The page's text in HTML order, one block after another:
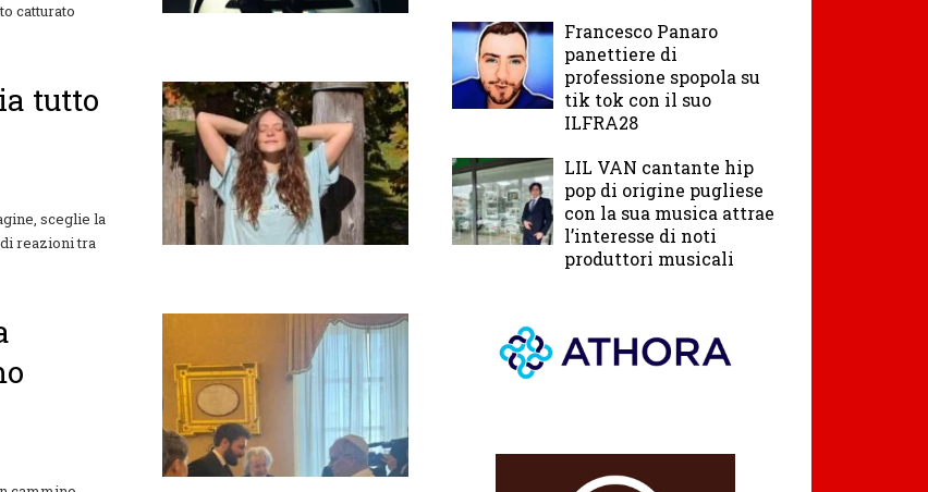
catturato
tutto
sceglie la
reazioni tra
Francesco Panaro
panettiere di
professione spopola su
tik tok con il suo
ILFRA28
LIL VAN cantante hip
pop di origine pugliese
con la sua musica attrae
l’interesse di noti
produttori musicali